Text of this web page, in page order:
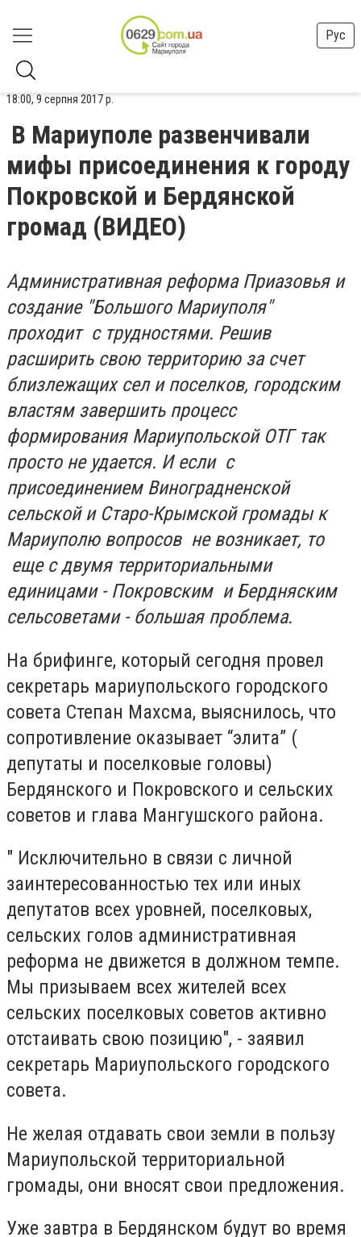
Рус
18:00, 9 серпня 2017 р.
В Мариуполе развенчивали
мифы присоединения к городу
Покровской и Бердянской
громад (ВИДЕО)
Административная реформа Приазовья и
создание "Большого Мариуполя"
проходит с трудностями. Решив
расширить свою территорию за счет
близлежащих сел и поселков, городским
властям завершить процесс
формирования Мариупольской ОТГ так
просто не удается. И если с
присоединением Виноградненской
сельской и Старо-Крымской громады к
Мариуполю вопросов не возникает, то
еще с двумя территориальными
единицами - Покровским и Бердняским
сельсоветами - большая проблема.
На брифинге, который сегодня провел
секретарь мариупольского городского
совета Степан Махсма, выяснилось, что
сопротивление оказывает “элита” (
депутаты и поселковые головы)
Бердянского и Покровского и сельских
советов и глава Мангушского района.
" Исключительно в связи с личной
заинтересованностью тех или иных
депутатов всех уровней, поселковых,
сельских голов административная
реформа не движется в должном темпе.
Мы призываем всех жителей всех
сельских поселковых советов активно
отстаивать свою позицию", - заявил
секретарь Мариупольского городского
совета.
Не желая отдавать свои земли в пользу
Мариупольской территориальной
громады, они вносят свои предложения.
Уже завтра в Бердянском будут во время